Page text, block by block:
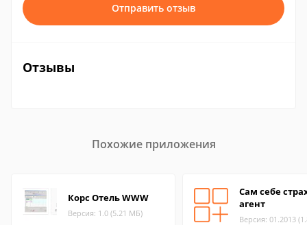
Отправить отзыв
Отзывы
Похожие приложения
Корс Отель WWW
Версия: 1.0 (5.21 МБ)
Сам себе
агент
Версия: 01.2013